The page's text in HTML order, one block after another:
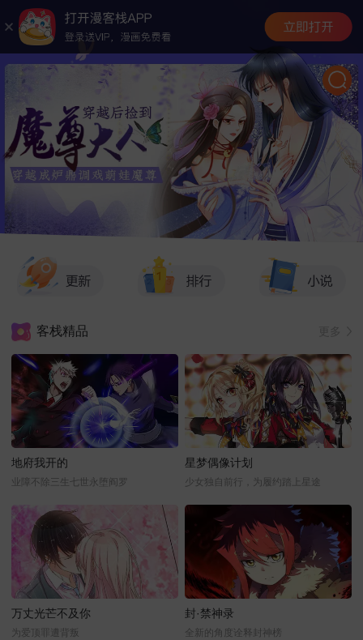
客栈精品
地府我开的
业障不除三生七世永堕阎罗
星梦偶像计划
少女独自前行，为履约踏上星途
万丈光芒不及你
为爱顶罪遭背叛
封·禁神录
全新的角度诠释封神榜